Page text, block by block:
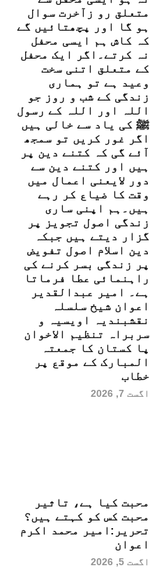
متعلق رو زآخرت سوال
ہو گا اور پچھتائیں گے
کہ کاش ہم ایسی محفل
نہ کرتے۔اگر ایک محفل
کے متعلق اتنی سخت
وعید ہے تو ہماری
زندگی کے شب و روز جو
اللہ اور اللہ کے رسول
ﷺ کی یاد سے خالی ہیں
اگر غور کریں تو سمجھ
آئے گی کہ کتنے دین پر
ہیں اور کتنے دین سے
دور لایعنی اعمال میں
وقت کا ضیاع کر رہے
ہیں۔ہم اپنی ساری
زندگی اصول تجویز پر
گزار دیتے ہیں جبکہ
دین اسلام اصول تفویض
پر زندگی بسر کرنے کی
راہنمائی عطا فرماتا
ہے۔ امیر عبدالقدیر
اعوان شیخ سلسلہ
نقشبندیہ اویسیہ و
سربراہ تنظیم الاخوان
پا کستان کا جمعتہ
المبارک کے موقع پر
خطاب
اگست 7, 2026
محبت کیا ہے، تاثیر
محبت کس کو کہتے ہیں؟
تحریر:امیر محمد اکرم
اعوان
اگست 5, 2026